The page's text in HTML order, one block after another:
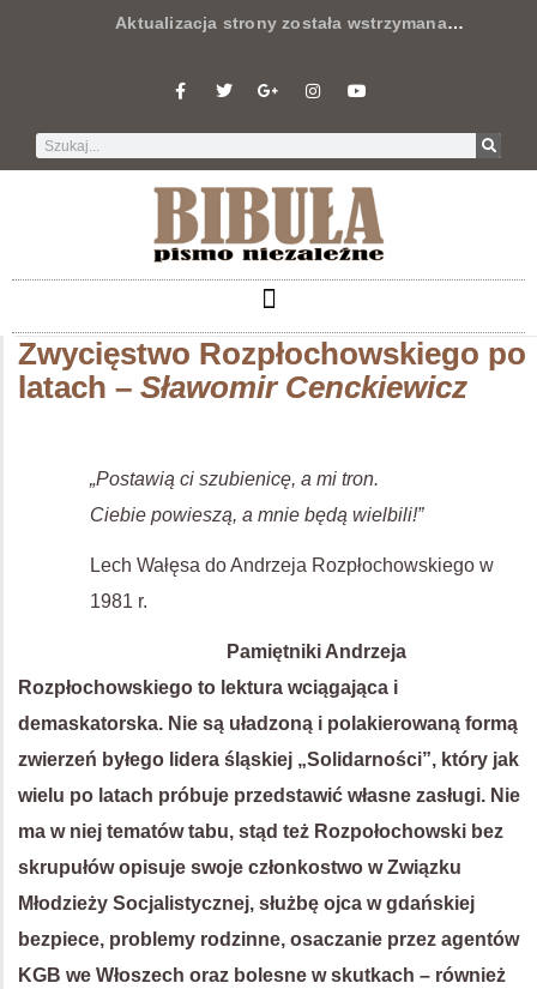
Aktualizacja strony została wstrzymana…
Zwycięstwo Rozpłochowskiego po
latach – Sławomir Cenckiewicz
„Postawią ci szubienicę, a mi tron.
Ciebie powieszą, a mnie będą wielbili!”
Lech Wałęsa do Andrzeja Rozpłochowskiego w
1981 r.
Pamiętniki Andrzeja
Rozpłochowskiego to lektura wciągająca i
demaskatorska. Nie są uładzoną i polakierowaną formą
zwierzeń byłego lidera śląskiej „Solidarności”, który jak
wielu po latach próbuje przedstawić własne zasługi. Nie
ma w niej tematów tabu, stąd też Rozpołochowski bez
skrupułów opisuje swoje członkostwo w Związku
Młodzieży Socjalistycznej, służbę ojca w gdańskiej
bezpiece, problemy rodzinne, osaczanie przez agentów
KGB we Włoszech oraz bolesne w skutkach – również